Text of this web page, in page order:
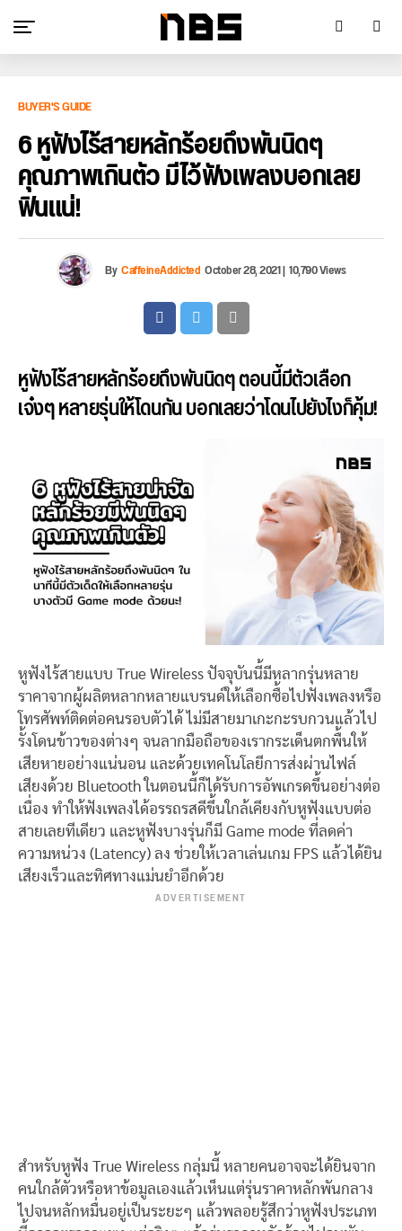
BUYER'S GUIDE
6 หูฟังไร้สายหลักร้อยถึงพันนิดๆ
คุณภาพเกินตัว มีไว้ฟังเพลงบอกเลย
ฟินแน่!
ByCaffeineAddictedOctober 28, 2021|10,790 Views
หูฟังไร้สายหลักร้อยถึงพันนิดๆ ตอนนี้มีตัวเลือก
เจ๋งๆ หลายรุ่นให้โดนกัน บอกเลยว่าโดนไปยังไงก็คุ้ม!
หูฟังไร้สายแบบ True Wireless ปัจจุบันนี้มีหลากรุ่นหลาย
ราคาจากผู้ผลิตหลากหลายแบรนด์ให้เลือกซื้อไปฟังเพลงหรือ
โทรศัพท์ติดต่อคนรอบตัวได้ ไม่มีสายมาเกะกะรบกวนแล้วไป
รั้งโดนข้าวของต่างๆ จนลากมือถือของเรากระเด็นตกพื้นให้
เสียหายอย่างแน่นอน และด้วยเทคโนโลยีการส่งผ่านไฟล์
เสียงด้วย Bluetooth ในตอนนี้ก็ได้รับการอัพเกรดขึ้นอย่างต่อ
เนื่อง ทำให้ฟังเพลงได้อรรถรสดีขึ้นใกล้เคียงกับหูฟังแบบต่อ
สายเลยทีเดียว และหูฟังบางรุ่นก็มี Game mode ที่ลดค่า
ความหน่วง (Latency) ลง ช่วยให้เวลาเล่นเกม FPS แล้วได้ยิน
เสียงเร็วและทิศทางแม่นยำอีกด้วย
ADVERTISEMENT
สำหรับหูฟัง True Wireless กลุ่มนี้ หลายคนอาจจะได้ยินจาก
คนใกล้ตัวหรือหาข้อมูลเองแล้วเห็นแต่รุ่นราคาหลักพันกลาง
ไปจนหลักหมื่นอยู่เป็นระยะๆ แล้วพลอยรู้สึกว่าหูฟังประเภท